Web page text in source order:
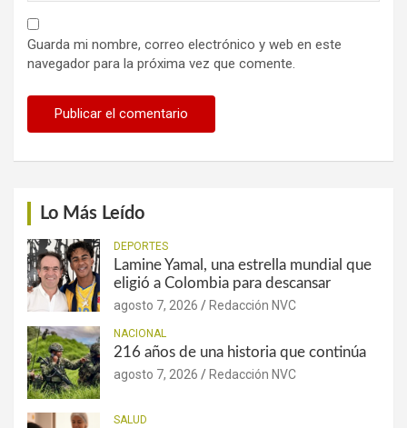
Guarda mi nombre, correo electrónico y web en este
navegador para la próxima vez que comente.
Lo Más Leído
DEPORTES
Lamine Yamal, una estrella mundial que
eligió a Colombia para descansar
agosto 7, 2026 Redacción NVC
NACIONAL
216 años de una historia que continúa
agosto 7, 2026 Redacción NVC
SALUD